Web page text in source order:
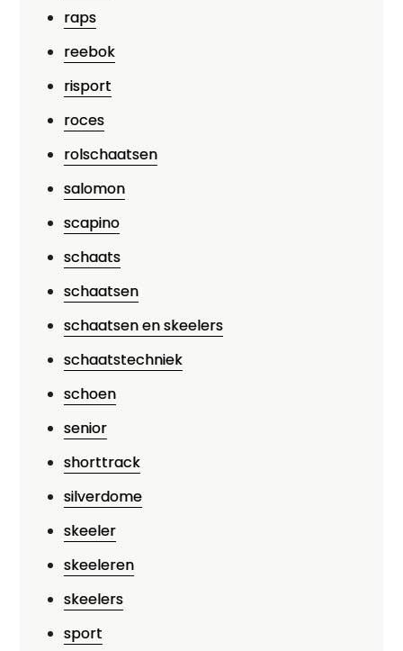
raps
reebok
risport
roces
rolschaatsen
salomon
scapino
schaats
schaatsen
schaatsen en skeelers
schaatstechniek
schoen
senior
shorttrack
silverdome
skeeler
skeeleren
skeelers
sport